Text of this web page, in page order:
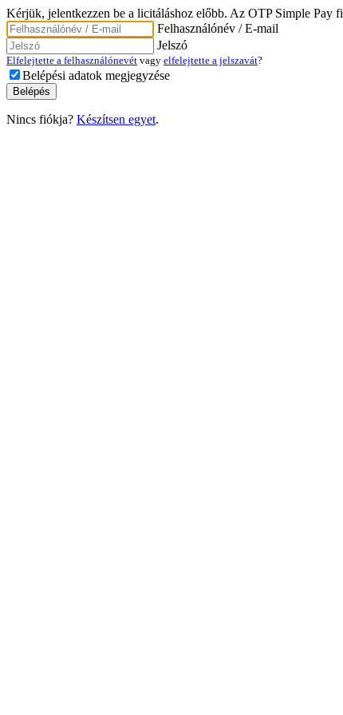
Kérjük, jelentkezzen be a licitáláshoz előbb. Az OTP Simple Pay
Felhasználónév / E-mail
Jelszó
Elfelejtette a felhasználónevét vagy elfelejtette a jelszavát?
Belépési adatok megjegyzése
Nincs fiókja? Készítsen egyet.